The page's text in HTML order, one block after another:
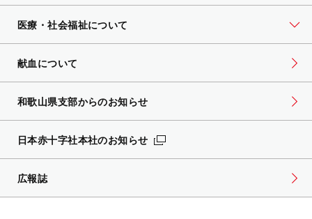
医療・社会福祉について
献血について
和歌山県支部からのお知らせ
日本赤十字社本社のお知らせ
広報誌